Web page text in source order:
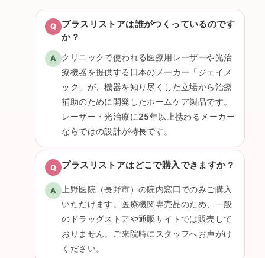
プラスリストアは誰がつくっているのです
か？
クリニックで使われる医療用レーザーや光治
療機器を提供する日本のメーカー「ジェイメ
ック」が、機器を知り尽くした立場から治療
補助のために開発したホームケア製品です。
レーザー・光治療に25年以上携わるメーカー
ならではの設計が特長です。
プラスリストアはどこで購入できますか？
上野医院（長野市）の院内窓口でのみご購入
いただけます。医療機関専売品のため、一般
のドラッグストアや通販サイトでは販売して
おりません。ご来院時にスタッフへお声がけ
ください。